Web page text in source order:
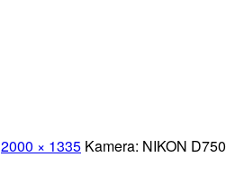
2000 × 1335 Kamera: NIKON D750